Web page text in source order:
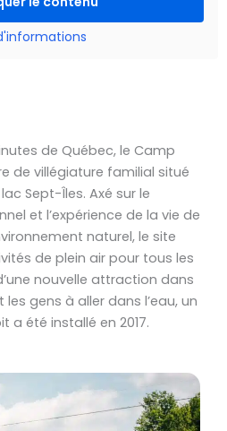
de Québec, le Camp
de villégiature familial situé
Sept-Îles. Axé sur le
et l’expérience de la vie de
naturel, le site
de plein air pour tous les
nouvelle attraction dans
gens à aller dans l’eau, un
a été installé en 2017.